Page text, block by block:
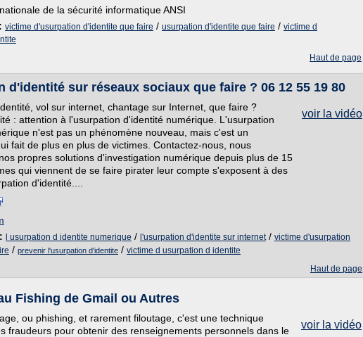
de la sécurité informatique ANSI
victime d'usurpation d'identite que faire / usurpation d'identite que faire / victime d
Haut de page
d'identité sur réseaux sociaux que faire ? 06 12 55 19 80
voir la vidéo
vol sur internet, chantage sur Internet, que faire ?
: attention à l'usurpation d'identité numérique. L'usurpation
n'est pas un phénomène nouveau, mais c'est un
fait de plus en plus de victimes. Contactez-nous, nous
propres solutions d'investigation numérique depuis plus de 15
qui viennent de se faire pirater leur compte s'exposent à des
d'identité....
l usurpation d identite numerique / l'usurpation d'identite sur internet/ victime d'usurpation
/ prevenir l'usurpation d'identite / victime d usurpation d identite
Haut de page
Fishing de Gmail ou Autres
voir la vidéo
ou phishing, et rarement filoutage, c'est une technique
fraudeurs pour obtenir des renseignements personnels dans le